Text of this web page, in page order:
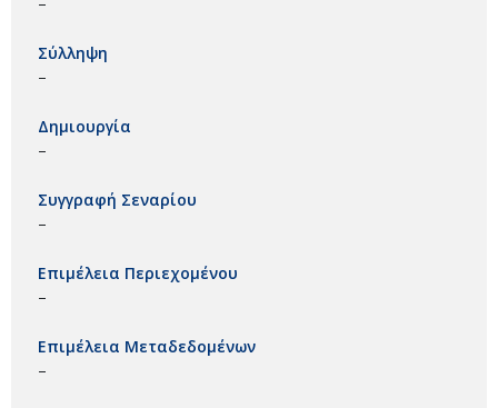
Σύλληψη
–
Δημιουργία
–
Συγγραφή Σεναρίου
–
Επιμέλεια Περιεχομένου
–
Επιμέλεια Μεταδεδομένων
–